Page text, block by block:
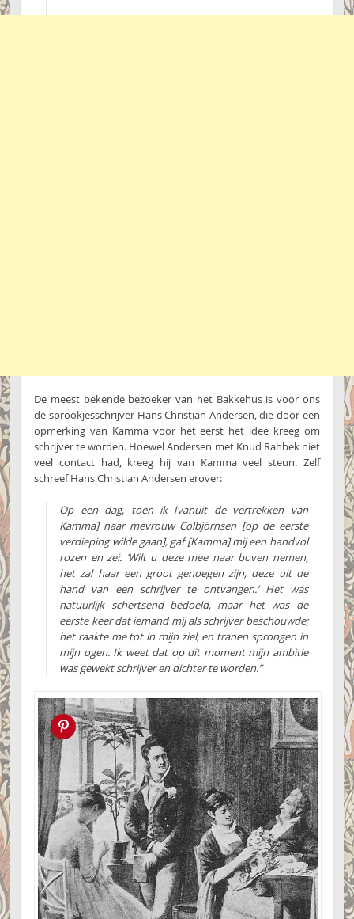
De meest bekende bezoeker van het Bakkehus is voor ons
de sprookjesschrijver Hans Christian Andersen, die door een
opmerking van Kamma voor het eerst het idee kreeg om
schrijver te worden. Hoewel Andersen met Knud Rahbek niet
veel contact had, kreeg hij van Kamma veel steun. Zelf
schreef Hans Christian Andersen erover:
Op een dag, toen ik [vanuit de vertrekken van
Kamma] naar mevrouw Colbjörnsen [op de eerste
verdieping wilde gaan], gaf [Kamma] mij een handvol
rozen en zei: ‘Wilt u deze mee naar boven nemen,
het zal haar een groot genoegen zijn, deze uit de
hand van een schrijver te ontvangen.’ Het was
natuurlijk schertsend bedoeld, maar het was de
eerste keer dat iemand mij als schrijver beschouwde;
het raakte me tot in mijn ziel, en tranen sprongen in
mijn ogen. Ik weet dat op dit moment mijn ambitie
was gewekt schrijver en dichter te worden.”
Pin this!